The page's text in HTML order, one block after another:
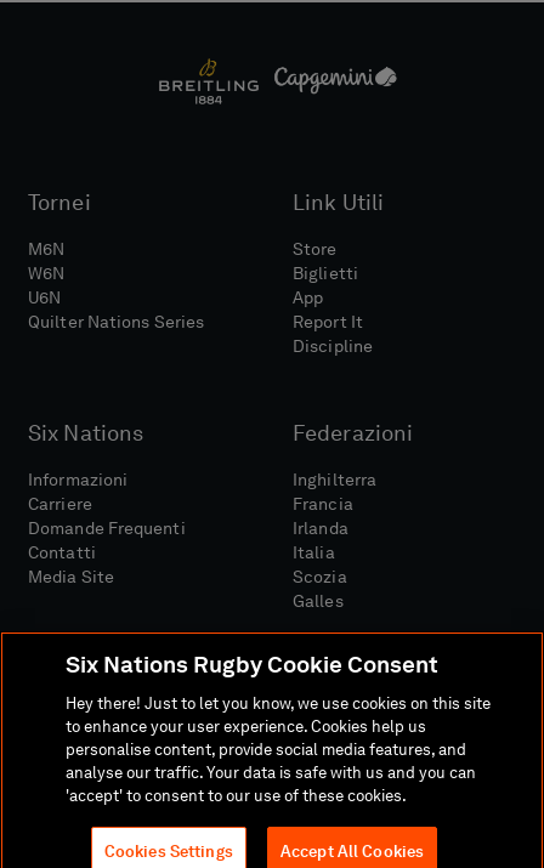
Tornei
M6N
W6N
U6N
Quilter Nations Series
Link Utili
Store
Biglietti
App
Report It
Discipline
Six Nations
Informazioni
Carriere
Domande Frequenti
Contatti
Media Site
Federazioni
Inghilterra
Francia
Irlanda
Italia
Scozia
Galles
Sito MediaTermini E Condizioni
Politica Sulla RiservatezzaInformativa Sui Cookie
Politica Sociale E Digitale
Six Nations Rugby Cookie Consent
Hey there! Just to let you know, we use cookies on this site
to enhance your user experience. Cookies help us
personalise content, provide social media features, and
analyse our traffic. Your data is safe with us and you can
'accept' to consent to our use of these cookies.
Cookies Settings Accept All Cookies